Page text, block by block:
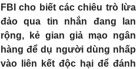
FBI cho biết các chiêu trò lừa
đảo qua tin nhắn đang lan
rộng, kẻ gian giả mạo ngân
hàng để dụ người dùng nhấp
vào liên kết độc hại để đánh